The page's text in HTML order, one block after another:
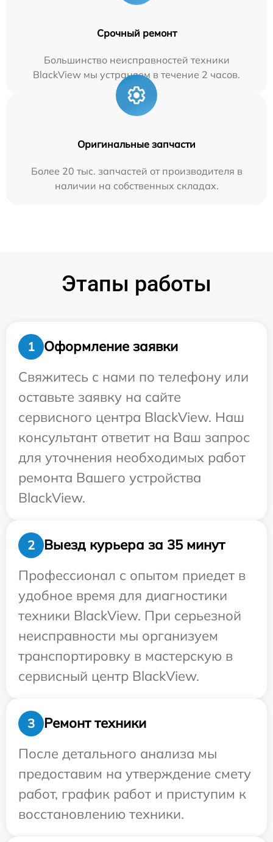
Срочный ремонт
Большинство неисправностей техники
BlackView мы устраняем в течение 2 часов.
Оригинальные запчасти
Более 20 тыс. запчастей от производителя в
наличии на собственных складах.
Этапы работы
1
Оформление заявки
Свяжитесь с нами по телефону или
оставьте заявку на сайте
сервисного центра BlackView. Наш
консультант ответит на Ваш запрос
для уточнения необходимых работ
ремонта Вашего устройства
BlackView.
2
Выезд курьера за 35 минут
Профессионал с опытом приедет в
удобное время для диагностики
техники BlackView. При серьезной
неисправности мы организуем
транспортировку в мастерскую в
сервисный центр BlackView.
3
Ремонт техники
После детального анализа мы
предоставим на утверждение смету
работ, график работ и приступим к
восстановлению техники.